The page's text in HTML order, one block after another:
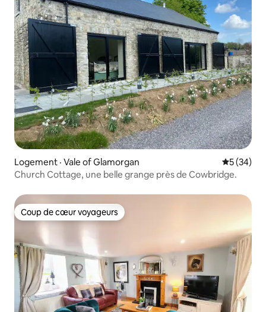
Logement · Vale of Glamorgan Note
5 (34)
Church Cottage, une belle grange près de Cowbridge.
Coup de cœur voyageurs
Coup de cœur voyageurs